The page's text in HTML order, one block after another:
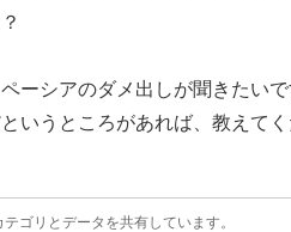
ーシアのダメ出しが聞きたいで
いうところがあれば、教えてく
ゴリとデータを共有しています。